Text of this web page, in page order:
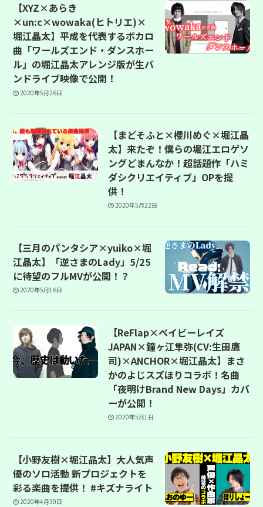
【XYZ×あらき
×un:c×wowaka(ヒトリエ)×
堀江晶太】平成を代表するボカロ
曲「ワールズエンド・ダンスホー
ル」の堀江晶太アレンジ版が生バ
ンドライブ映像で公開！
2020年5月26日
【まどそふと×櫻川めぐ×堀江晶
太】来たぞ！僕らの堀江エロゲソ
ングどまんなか！超話題作「ハミ
ダシクリエイティブ」OPを提
供！
2020年5月22日
【三月のパンタシア×yuiko×堀
江晶太】「逆さまのLady」5/25
に待望のフルMVが公開！？
2020年5月16日
【ReFlap×ベイビーレイズ
JAPAN×鐘ヶ江隼弥(CV:生田鷹
司)×ANCHOR×堀江晶太】まさ
かのよじスズほりコラボ！名曲
「夜明けBrand New Days」カバ
ーが公開！
2020年5月1日
【小野友樹×堀江晶太】大人気声
優のソロ活動 新プロジェクトを
彩る楽曲を提供！ #キズナライト
2020年4月30日